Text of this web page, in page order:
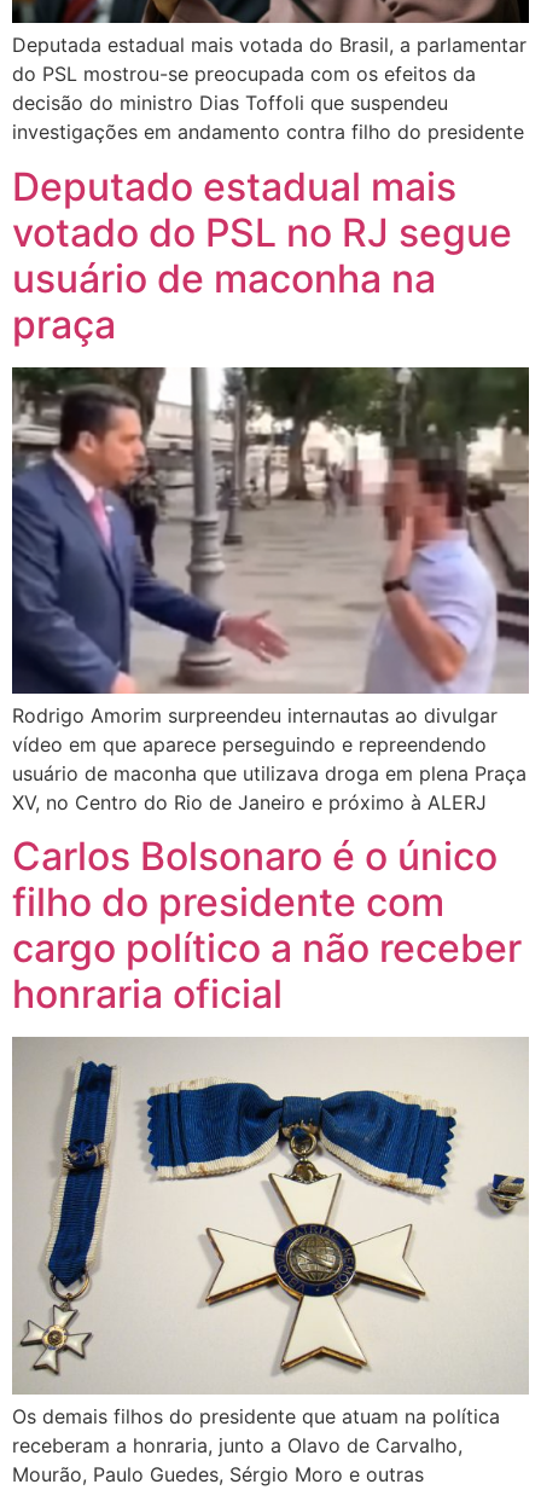
Deputada estadual mais votada do Brasil, a parlamentar
do PSL mostrou-se preocupada com os efeitos da
decisão do ministro Dias Toffoli que suspendeu
investigações em andamento contra filho do presidente
Deputado estadual mais
votado do PSL no RJ segue
usuário de maconha na
praça
Rodrigo Amorim surpreendeu internautas ao divulgar
vídeo em que aparece perseguindo e repreendendo
usuário de maconha que utilizava droga em plena Praça
XV, no Centro do Rio de Janeiro e próximo à ALERJ
Carlos Bolsonaro é o único
filho do presidente com
cargo político a não receber
honraria oficial
Os demais filhos do presidente que atuam na política
receberam a honraria, junto a Olavo de Carvalho,
Mourão, Paulo Guedes, Sérgio Moro e outras